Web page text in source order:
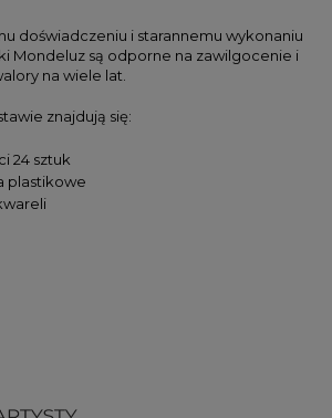
doświadczeniu i starannemu wykonaniu
Mondeluz są odporne na zawilgocenie i
na wiele lat.
znajdują się:
24 sztuk
plastikowe